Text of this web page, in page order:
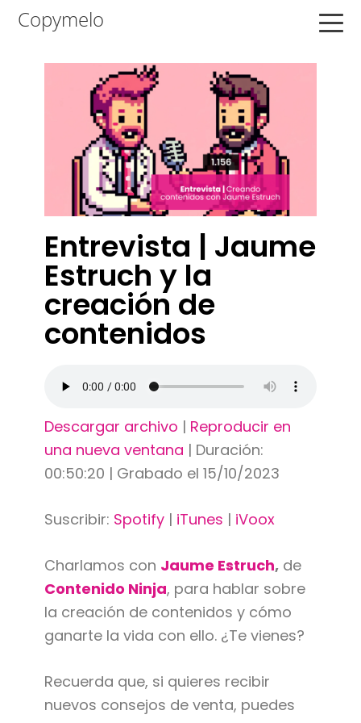
Saltar
Saltar
contenido
Saltar
Copymelo
Entrevista | Jaume
Estruch y la
creación de
contenidos
Descargar archivo | Reproducir en
una nueva ventana | Duración:
00:50:20 | Grabado el 15/10/2023
Suscribir: Spotify| iTunes | iVoox
Charlamos con Jaume Estruch,de
Contenido Ninja, para hablar sobre
la creación de contenidos y cómo
ganarte la vida con ello. ¿Te vienes?
Recuerda que, si quieres recibir
nuevos consejos de venta, puedes